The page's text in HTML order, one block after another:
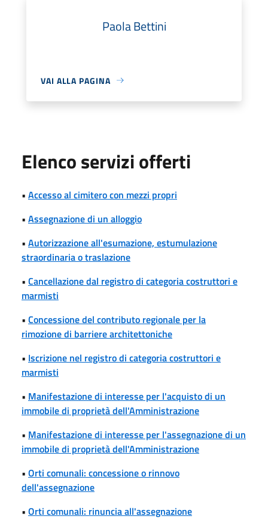
Paola Bettini
VAI ALLA PAGINA
Elenco servizi offerti
• Accesso al cimitero con mezzi propri
• Assegnazione di un alloggio
• Autorizzazione all'esumazione, estumulazione
straordinaria o traslazione
• Cancellazione dal registro di categoria costruttori e
marmisti
• Concessione del contributo regionale per la
rimozione di barriere architettoniche
• Iscrizione nel registro di categoria costruttori e
marmisti
• Manifestazione di interesse per l'acquisto di un
immobile di proprietà dell'Amministrazione
• Manifestazione di interesse per l'assegnazione di un
immobile di proprietà dell'Amministrazione
• Orti comunali: concessione o rinnovo
dell'assegnazione
• Orti comunali: rinuncia all'assegnazione